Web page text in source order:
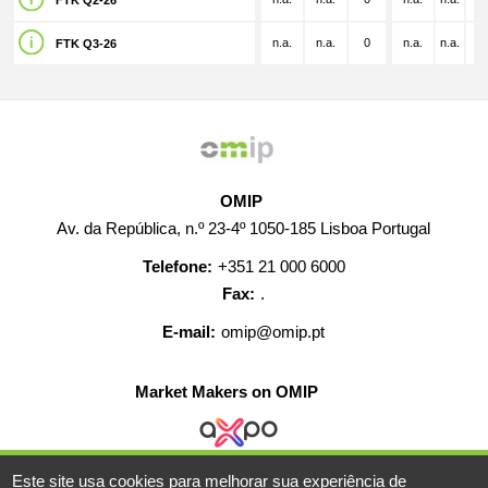
FTK Q3-26 n.a. n.a. 0 n.a. n.a.
OMIP
Av. da República, n.º 23-4º 1050-185 Lisboa Portugal
Telefone: +351 21 000 6000
Fax: .
E-mail: omip@omip.pt
Market Makers on OMIP
Este site usa cookies para melhorar sua experiência de